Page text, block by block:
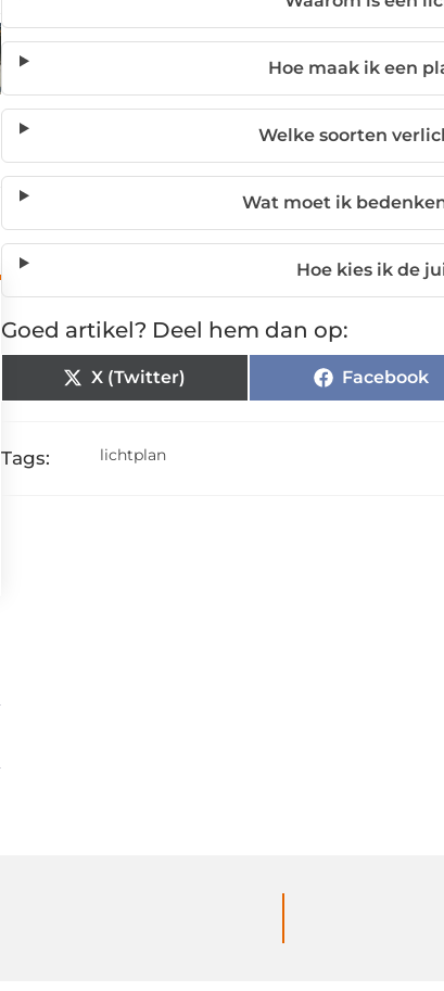
Hoe maak ik een
Welke soorten
Wat moet ik
Hoe kies ik de
Goed artikel? Deel hem dan op:
X (Twitter) Facebook
Tags: lichtplan